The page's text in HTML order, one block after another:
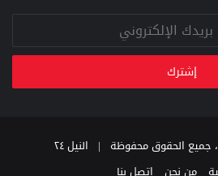
النيل ٢٤
من نحن اتصل بنا